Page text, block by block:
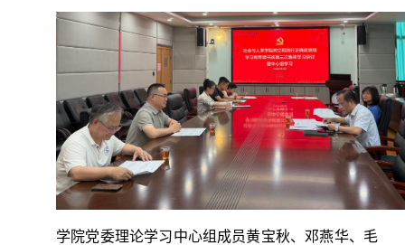
学院党委理论学习中心组成员黄宝秋、邓燕华、毛